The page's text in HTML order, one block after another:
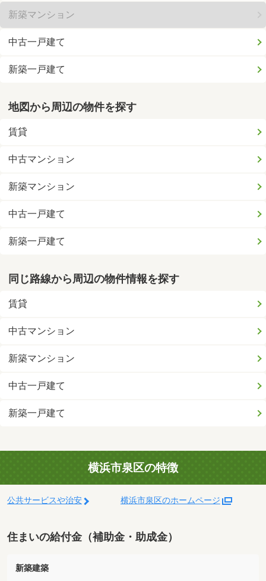
新築マンション
中古一戸建て
新築一戸建て
地図から周辺の物件を探す
賃貸
中古マンション
新築マンション
中古一戸建て
新築一戸建て
同じ路線から周辺の物件情報を探す
賃貸
中古マンション
新築マンション
中古一戸建て
新築一戸建て
横浜市泉区の特徴
公共サービスや治安 横浜市泉区のホームページ
住まいの給付金（補助金・助成金）
新築建築